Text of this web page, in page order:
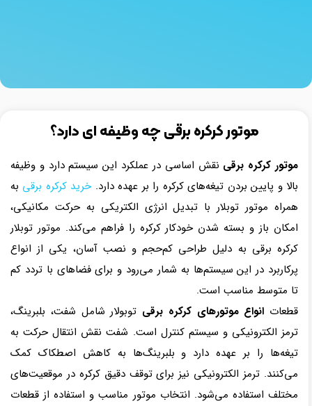
موتور کرکره برقی چه وظیفه ای دارد؟
موتور کرکره برقینقش اساسی در عملکرد این سیستم دارد و وظیفه
بالا و پایین بردن تیغه‌های کرکره را بر عهده دارد.خرید کرکره برقیبه
همراه موتور توبلار با تبدیل انرژی الکتریکی به حرکت مکانیکی،
امکان باز و بسته شدن خودکار کرکره را فراهم می‌کند. موتور توبلار
کرکره برقی به دلیل طراحی کم‌حجم و نصب آسان، یکی از انواع
پرکاربرد در این سیستم‌ها به شمار می‌رود و برای فضاهای با تردد کم
تا متوسط مناسب است.
قطعات انواع موتورهای کرکره برقیتوبولار شامل شفت، بلبرینگ،
ترمز الکترونیکی و سیستم کنترل است. شفت نقش انتقال حرکت به
تیغه‌ها را بر عهده دارد و بلبرینگ‌ها به کاهش اصطکاک کمک
می‌کنند. ترمز الکترونیکی نیز برای توقف دقیق کرکره در موقعیت‌های
مختلف استفاده می‌شود. انتخاب موتور مناسب و استفاده از قطعات